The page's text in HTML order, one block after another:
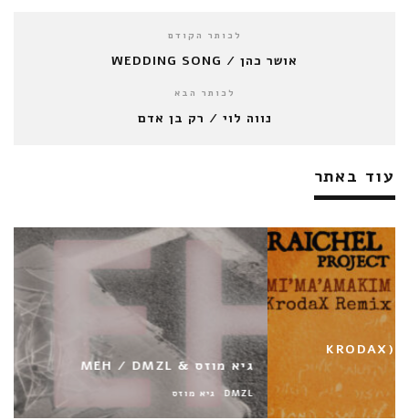
לכותר הקודם
אושר כהן / WEDDING SONG
לכותר הבא
נווה לוי / רק בן אדם
עוד באתר
גיא מוזס & MEH / DMZL
DMZL גיא מוזס